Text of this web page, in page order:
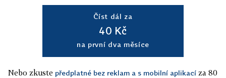
Číst dál za
40 Kč
na první dva měsíce
Nebo zkuste předplatné bez reklam a s mobilní aplikací za 80